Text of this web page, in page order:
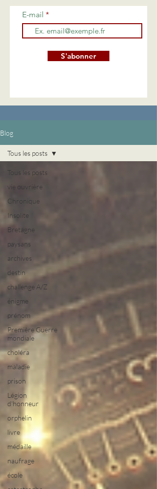
E-mail
S'abonner
Blog
Tous les posts
vie ouvrière
Chronique
Insolite
Bretagne
paysans
archives
destin
challenge A/Z
énigme
prénom
Première Guerre
mondiale
choléra
maladie
prison
Légion
d'honneur
orphelin
livre
médaille
naufrage
école
Tous les posts